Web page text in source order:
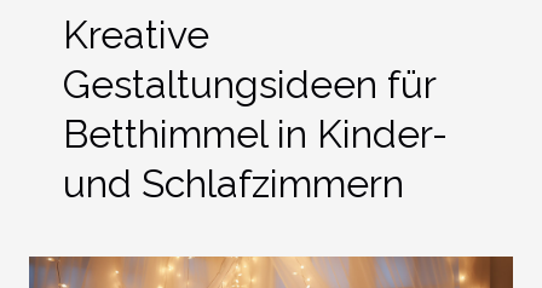
Kreative
Gestaltungsideen für
Betthimmel in Kinder-
und Schlafzimmern